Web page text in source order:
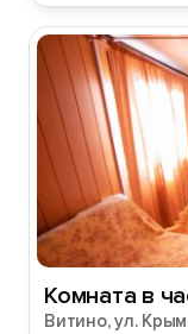
Комната в
Витино, ул.